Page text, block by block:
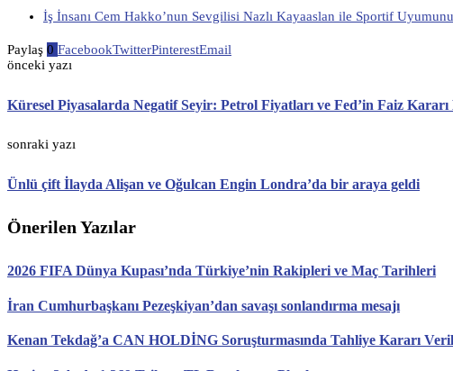
İş İnsanı Cem Hakko’nun Sevgilisi Nazlı Kayaaslan ile Sportif Uyumunu
Paylaş 0 FacebookTwitterPinterestEmail
önceki yazı
Küresel Piyasalarda Negatif Seyir: Petrol Fiyatları ve Fed’in Faiz
sonraki yazı
Ünlü çift İlayda Alişan ve Oğulcan Engin Londra’da bir araya geldi
Önerilen Yazılar
2026 FIFA Dünya Kupası’nda Türkiye’nin Rakipleri ve Maç Tarihleri
İran Cumhurbaşkanı Pezeşkiyan’dan savaşı sonlandırma mesajı
Kenan Tekdağ’a CAN HOLDİNG Soruşturmasında Tahliye Kararı